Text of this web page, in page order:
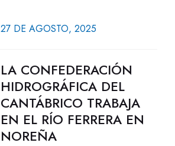
27 DE AGOSTO, 2025
LA CONFEDERACIÓN
HIDROGRÁFICA DEL
CANTÁBRICO TRABAJA
EN EL RÍO FERRERA EN
NOREÑA